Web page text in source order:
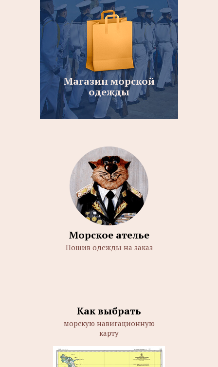
Магазин морской
одежды
Морское ателье
Пошив одежды на заказ
Как выбрать
морскую навигационную
карту